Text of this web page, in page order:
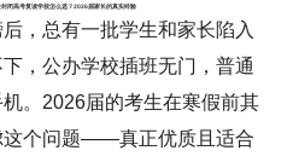
封闭高考复读学校怎么选？2026届家长的真实经验
，总有一批学生和家长陷入
，公办学校插班无门，普通
。2026届的考生在寒假前其
这个问题——真正优质且适合